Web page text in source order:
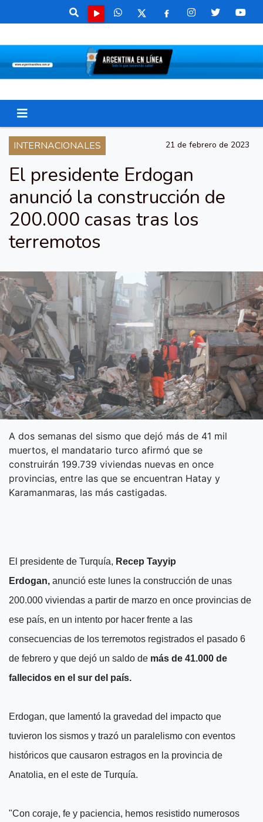
INTERNACIONALES 21 de febrero de 2023
El presidente Erdogan
anunció la construcción de
200.000 casas tras los
terremotos
A dos semanas del sismo que dejó más de 41 mil
muertos, el mandatario turco afirmó que se
construirán 199.739 viviendas nuevas en once
provincias, entre las que se encuentran Hatay y
Karamanmaras, las más castigadas.
El presidente de Turquía, Recep Tayyip
Erdogan, anunció este lunes la construcción de unas
200.000 viviendas a partir de marzo en once provincias de
ese país, en un intento por hacer frente a las
consecuencias de los terremotos registrados el pasado 6
de febrero y que dejó un saldo de más de 41.000 de
fallecidos en el sur del país.
Erdogan, que lamentó la gravedad del impacto que
tuvieron los sismos y trazó un paralelismo con eventos
históricos que causaron estragos en la provincia de
Anatolia, en el este de Turquía.
"Con coraje, fe y paciencia, hemos resistido numerosos